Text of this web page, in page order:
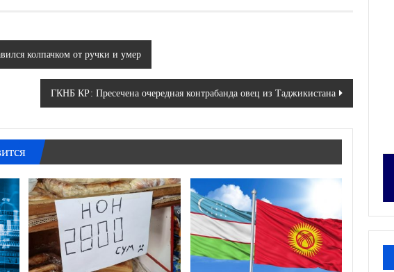
колпачком от ручки и умер
ГКНБ КР: Пресечена очередная контрабанда овец из Таджикистана